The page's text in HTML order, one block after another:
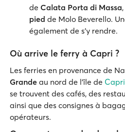
de Calata Porta di Massa
pied de Molo Beverello.
également de s'y rendre.
Où arrive le ferry à Capri ?
Les ferries en provenance de
Grande au nord de l'île de Capri
se trouvent des cafés, des
ainsi que des consignes à
opérateurs.